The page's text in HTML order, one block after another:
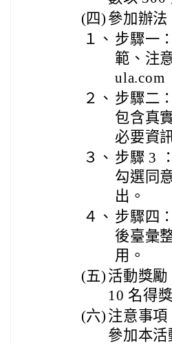
(四) 參加辦法
１、 步驟一
範、注
ula.com
２、 步驟二
包含真
必要資
３、 步驟 3
勾選同
出。
４、 步驟四
後臺彙
用。
(五) 活動獎
10 名得
(六) 注意事
參加本